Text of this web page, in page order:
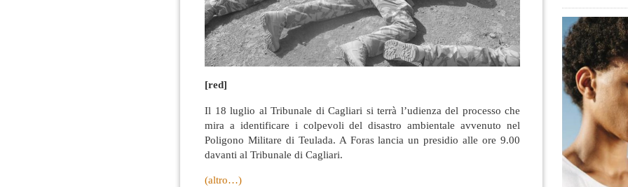
[red]
Il 18 luglio al Tribunale di Cagliari si terrà l’udienza del processo che
mira a identificare i colpevoli del disastro ambientale avvenuto nel
Poligono Militare di Teulada. A Foras lancia un presidio alle ore 9.00
davanti al Tribunale di Cagliari.
(altro…)